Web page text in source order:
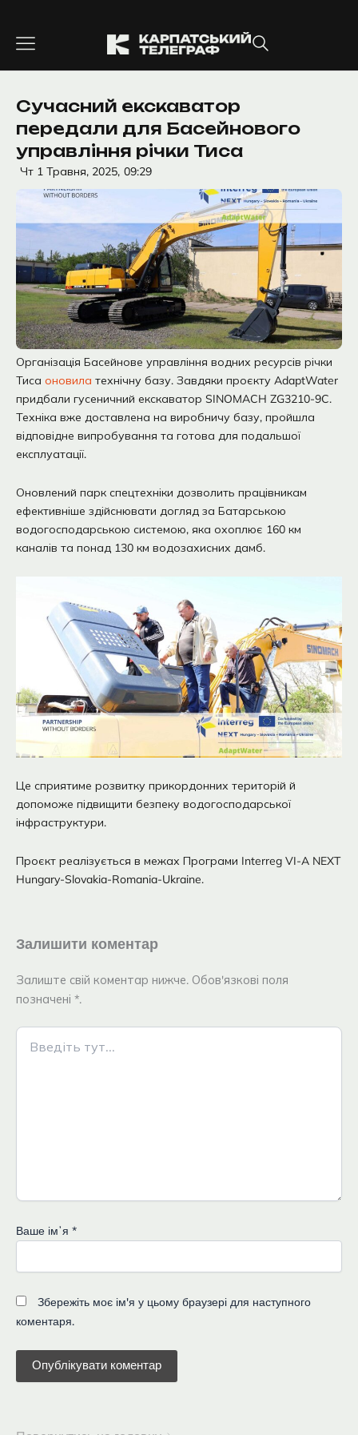
вмісту
Сучасний екскаватор
передали для Басейнового
управління річки Тиса
Чт 1 Травня, 2025, 09:29
Організація Басейнове управління водних ресурсів річки
Тиса оновила технічну базу. Завдяки проєкту AdaptWater
придбали гусеничний екскаватор SINOMACH ZG3210-9C.
Техніка вже доставлена на виробничу базу, пройшла
відповідне випробування та готова для подальшої
експлуатації.
Оновлений парк спецтехніки дозволить працівникам
ефективніше здійснювати догляд за Батарською
водогосподарською системою, яка охоплює 160 км
каналів та понад 130 км водозахисних дамб.
Це сприятиме розвитку прикордонних територій й
допоможе підвищити безпеку водогосподарської
інфраструктури.
Проєкт реалізується в межах Програми Interreg VI-A NEXT
Hungary-Slovakia-Romania-Ukraine.
Залишити коментар
Залиште свій коментар нижче. Обов'язкові поля
позначені *.
Введіть
тут...
Ваше імʼя *
Збережіть моє ім'я у цьому браузері для наступного
коментаря.